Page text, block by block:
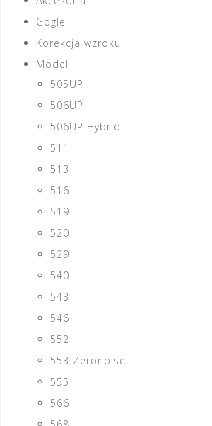
Gogle
Korekcja wzroku
Model
505UP
506UP
506UP Hybrid
511
513
516
519
520
529
540
543
546
552
553 Zeronoise
555
566